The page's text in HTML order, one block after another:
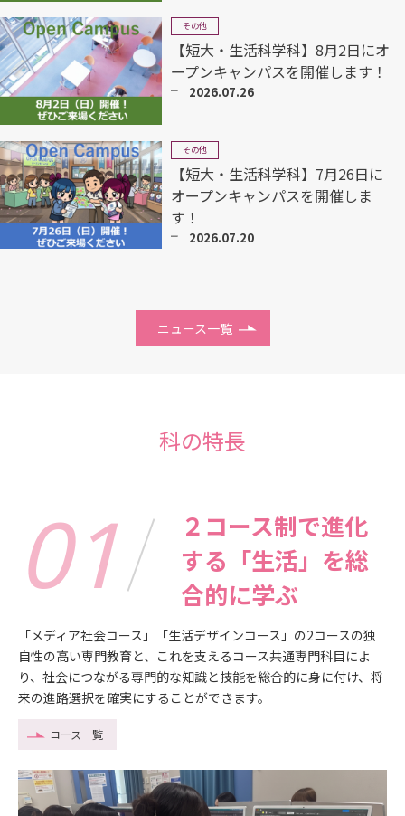
その他
【短大・生活科学科】8月2日にオ
ープンキャンパスを開催します！
2026.07.26
その他
【短大・生活科学科】7月26日に
オープンキャンパスを開催しま
す！
2026.07.20
ニュース一覧
科の特長
01
２コース制で進化
する「生活」を総
合的に学ぶ
「メディア社会コース」「生活デザインコース」の2コースの独
自性の高い専門教育と、これを支えるコース共通専門科目によ
り、社会につながる専門的な知識と技能を総合的に身に付け、将
来の進路選択を確実にすることができます。
コース一覧